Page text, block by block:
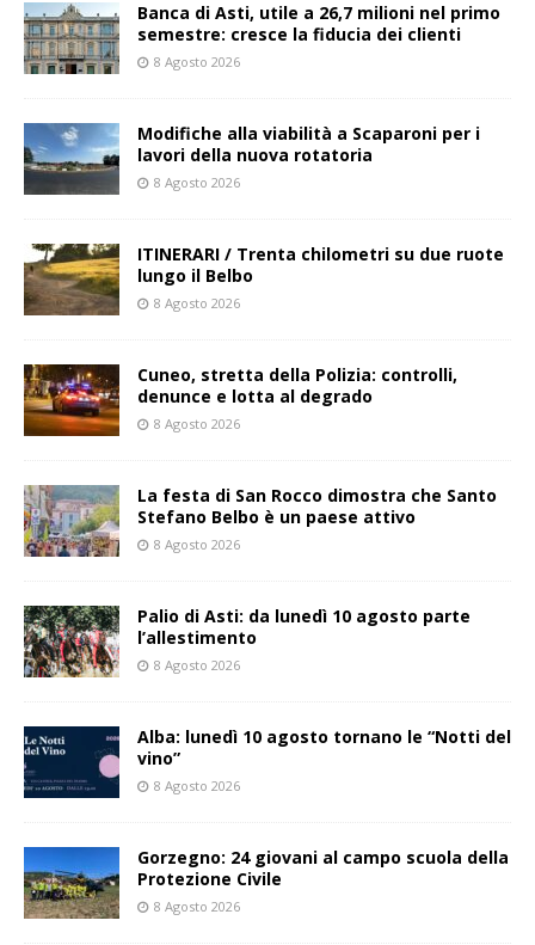
Banca di Asti, utile a 26,7 milioni nel primo
semestre: cresce la fiducia dei clienti
8 Agosto 2026
Modifiche alla viabilità a Scaparoni per i
lavori della nuova rotatoria
8 Agosto 2026
ITINERARI / Trenta chilometri su due ruote
lungo il Belbo
8 Agosto 2026
Cuneo, stretta della Polizia: controlli,
denunce e lotta al degrado
8 Agosto 2026
La festa di San Rocco dimostra che Santo
Stefano Belbo è un paese attivo
8 Agosto 2026
Palio di Asti: da lunedì 10 agosto parte
l’allestimento
8 Agosto 2026
Alba: lunedì 10 agosto tornano le “Notti del
vino”
8 Agosto 2026
Gorzegno: 24 giovani al campo scuola della
Protezione Civile
8 Agosto 2026